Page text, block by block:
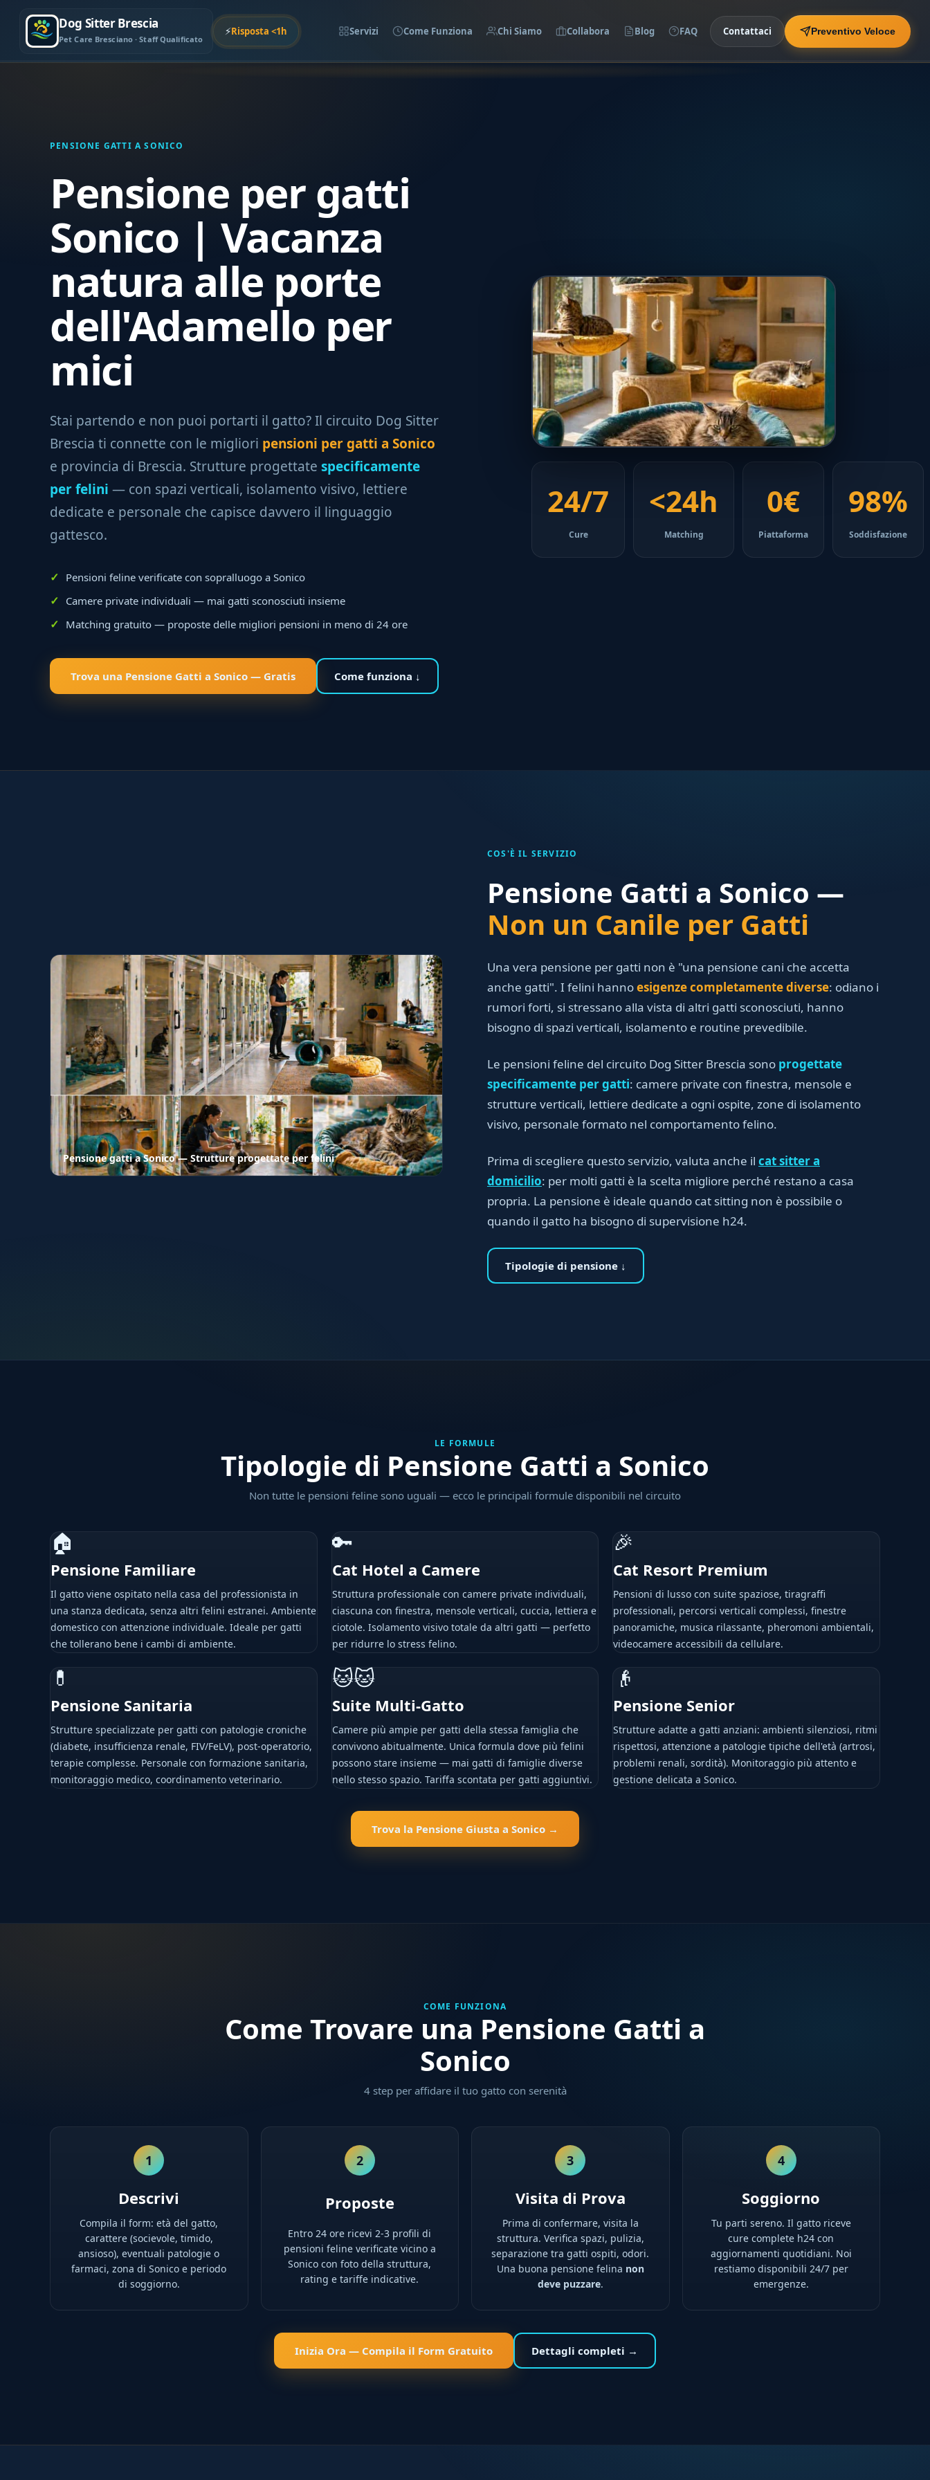
Dog Sitter Brescia
Pet Care Bresciano · Staff Qualificato
⚡Risposta <1h Servizi Come Funziona Chi Siamo Collabora Blog FAQ Contattaci Preventivo Veloce
PENSIONE GATTI A SONICO
Pensione per gatti
Sonico | Vacanza
natura alle porte
dell'Adamello per
mici
Stai partendo e non puoi portarti il gatto? Il circuito Dog Sitter
Brescia ti connette con le migliori pensioni per gatti a Sonico
e provincia di Brescia. Strutture progettate specificamente
per felini — con spazi verticali, isolamento visivo, lettiere
dedicate e personale che capisce davvero il linguaggio
gattesco.
Pensioni feline verificate con sopralluogo a Sonico
Camere private individuali — mai gatti sconosciuti insieme
Matching gratuito — proposte delle migliori pensioni in meno di 24 ore
Trova una Pensione Gatti a Sonico — Gratis Come funziona ↓
24/7
Cure
<24h
Matching
0€
Piattaforma
98%
Soddisfazione
Pensione gatti a Sonico — Strutture progettate per felini
COS'È IL SERVIZIO
Pensione Gatti a Sonico —
Non un Canile per Gatti
Una vera pensione per gatti non è "una pensione cani che accetta
anche gatti". I felini hannoesigenze completamente diverse: odiano i
rumori forti, si stressano alla vista di altri gatti sconosciuti, hanno
bisogno di spazi verticali, isolamento e routine prevedibile.
Le pensioni feline del circuito Dog Sitter Brescia sono progettate
specificamente per gatti: camere private con finestra, mensole e
strutture verticali, lettiere dedicate a ogni ospite, zone di isolamento
visivo, personale formato nel comportamento felino.
Prima di scegliere questo servizio, valuta anche il cat sitter a
domicilio: per molti gatti è la scelta migliore perché restano a casa
propria. La pensione è ideale quando cat sitting non è possibile o
quando il gatto ha bisogno di supervisione h24.
Tipologie di pensione ↓
LE FORMULE
Tipologie di Pensione Gatti a Sonico
Non tutte le pensioni feline sono uguali — ecco le principali formule disponibili nel circuito
🏠
Pensione Familiare
Il gatto viene ospitato nella casa del professionista in
una stanza dedicata, senza altri felini estranei. Ambiente
domestico con attenzione individuale. Ideale per gatti
che tollerano bene i cambi di ambiente.
🔑
Cat Hotel a Camere
Struttura professionale con camere private individuali,
ciascuna con finestra, mensole verticali, cuccia, lettiera e
ciotole. Isolamento visivo totale da altri gatti — perfetto
per ridurre lo stress felino.
🎉
Cat Resort Premium
Pensioni di lusso con suite spaziose, tiragraffi
professionali, percorsi verticali complessi, finestre
panoramiche, musica rilassante, pheromoni ambientali,
videocamere accessibili da cellulare.
💊
Pensione Sanitaria
Strutture specializzate per gatti con patologie croniche
(diabete, insufficienza renale, FIV/FeLV), post-operatorio,
terapie complesse. Personale con formazione sanitaria,
monitoraggio medico, coordinamento veterinario.
🐱🐱
Suite Multi-Gatto
Camere più ampie per gatti della stessa famiglia che
convivono abitualmente. Unica formula dove più felini
possono stare insieme — mai gatti di famiglie diverse
nello stesso spazio. Tariffa scontata per gatti aggiuntivi.
👴
Pensione Senior
Strutture adatte a gatti anziani: ambienti silenziosi, ritmi
rispettosi, attenzione a patologie tipiche dell'età (artrosi,
problemi renali, sordità). Monitoraggio più attento e
gestione delicata a Sonico.
Trova la Pensione Giusta a Sonico →
COME FUNZIONA
Come Trovare una Pensione Gatti a
Sonico
4 step per affidare il tuo gatto con serenità
1
Descrivi
Compila il form: età del gatto,
carattere (socievole, timido,
ansioso), eventuali patologie o
farmaci, zona di Sonico e periodo
di soggiorno.
2
Proposte
Entro 24 ore ricevi 2-3 profili di
pensioni feline verificate vicino a
Sonico con foto della struttura,
rating e tariffe indicative.
3
Visita di Prova
Prima di confermare, visita la
struttura. Verifica spazi, pulizia,
separazione tra gatti ospiti, odori.
Una buona pensione felina non
deve puzzare.
4
Soggiorno
Tu parti sereno. Il gatto riceve
cure complete h24 con
aggiornamenti quotidiani. Noi
restiamo disponibili 24/7 per
emergenze.
Inizia Ora — Compila il Form Gratuito Dettagli completi →